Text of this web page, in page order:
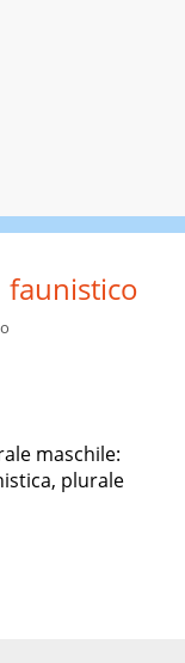
faunistico
maschile:
plurale